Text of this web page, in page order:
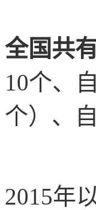
全国共
10个、
个）、
2015年